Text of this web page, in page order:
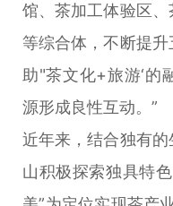
馆、茶加工体验区
等综合体，不断提
助"茶文化+旅游‘的
源形成良性互动。”
近年来，结合独有
山积极探索独具特